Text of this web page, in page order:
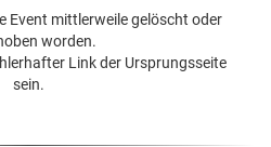
Event mittlerweile gelöscht oder
worden.
Link der Ursprungsseite
sein.